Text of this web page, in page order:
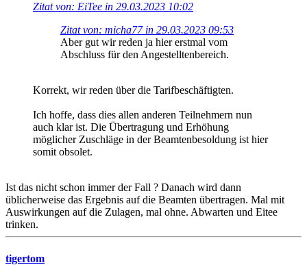
Zitat von: EiTee in 29.03.2023 10:02
Zitat von: micha77 in 29.03.2023 09:53
Aber gut wir reden ja hier erstmal vom
Abschluss für den Angestelltenbereich.
Korrekt, wir reden über die Tarifbeschäftigten.
Ich hoffe, dass dies allen anderen Teilnehmern nun
auch klar ist. Die Übertragung und Erhöhung
möglicher Zuschläge in der Beamtenbesoldung ist hier
somit obsolet.
Ist das nicht schon immer der Fall ? Danach wird dann
üblicherweise das Ergebnis auf die Beamten übertragen. Mal mit
Auswirkungen auf die Zulagen, mal ohne. Abwarten und Eitee
trinken.
tigertom